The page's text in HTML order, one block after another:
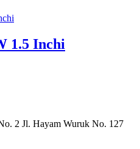
1.5 Inchi
2 Jl. Hayam Wuruk No. 127